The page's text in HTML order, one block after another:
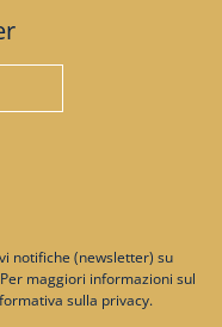
notifiche (newsletter) su
maggiori informazioni sul
sulla privacy.